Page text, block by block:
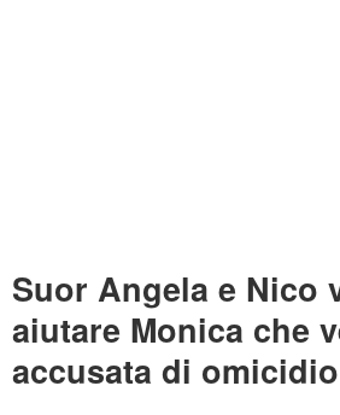
Suor Angela e Nico
aiutare Monica che
accusata di omicidio